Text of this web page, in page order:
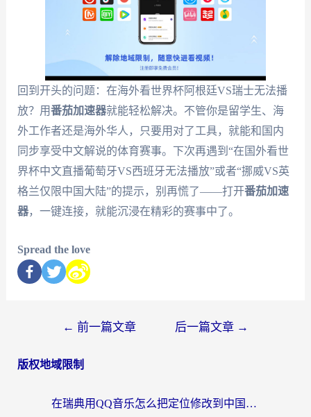
回到开头的问题：在海外看世界杯阿根廷VS瑞士无法播
放？用番茄加速器就能轻松解决。不管你是留学生、海
外工作者还是海外华人，只要用对了工具，就能和国内
同步享受中文解说的体育赛事。下次再遇到“在国外看世
界杯中文直播葡萄牙VS西班牙无法播放”或者“挪威VS英
格兰仅限中国大陆”的提示，别再慌了——打开番茄加速
器，一键连接，就能沉浸在精彩的赛事中了。
Spread the love
← 前一篇文章 后一篇文章 →
版权地域限制
在瑞典用QQ音乐怎么把定位修改到中国国内？留学生亲测有效的回国加速方案